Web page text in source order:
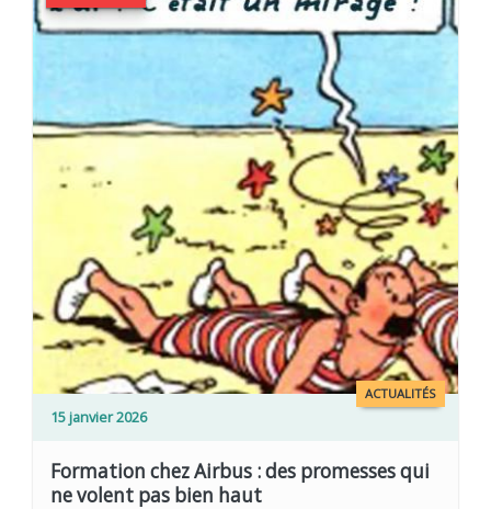
ACTUALITÉS
15 janvier 2026
Formation chez Airbus : des promesses qui
ne volent pas bien haut